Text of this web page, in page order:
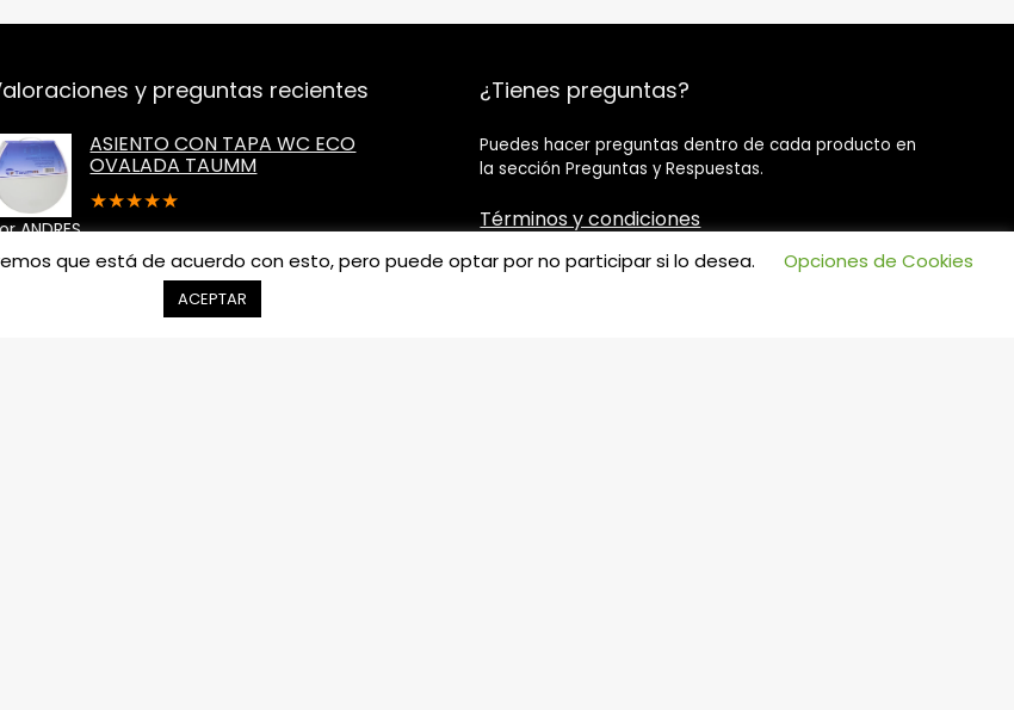
y preguntas recientes
ASIENTO CON TAPA WC ECO
OVALADA TAUMM
★★★★★
ANDRES
LLAVE MONOMANDO LAVATORIO
LAVAMANOS MODERN INOXIDABLE
¿Tienes preguntas?
Puedes hacer preguntas dentro de cada producto en
la sección Preguntas y Respuestas.
Términos y condiciones
Cambios y devoluciones
que está de acuerdo con esto, pero puede optar por no participar si lo desea. Opciones de Cookies
ACEPTAR